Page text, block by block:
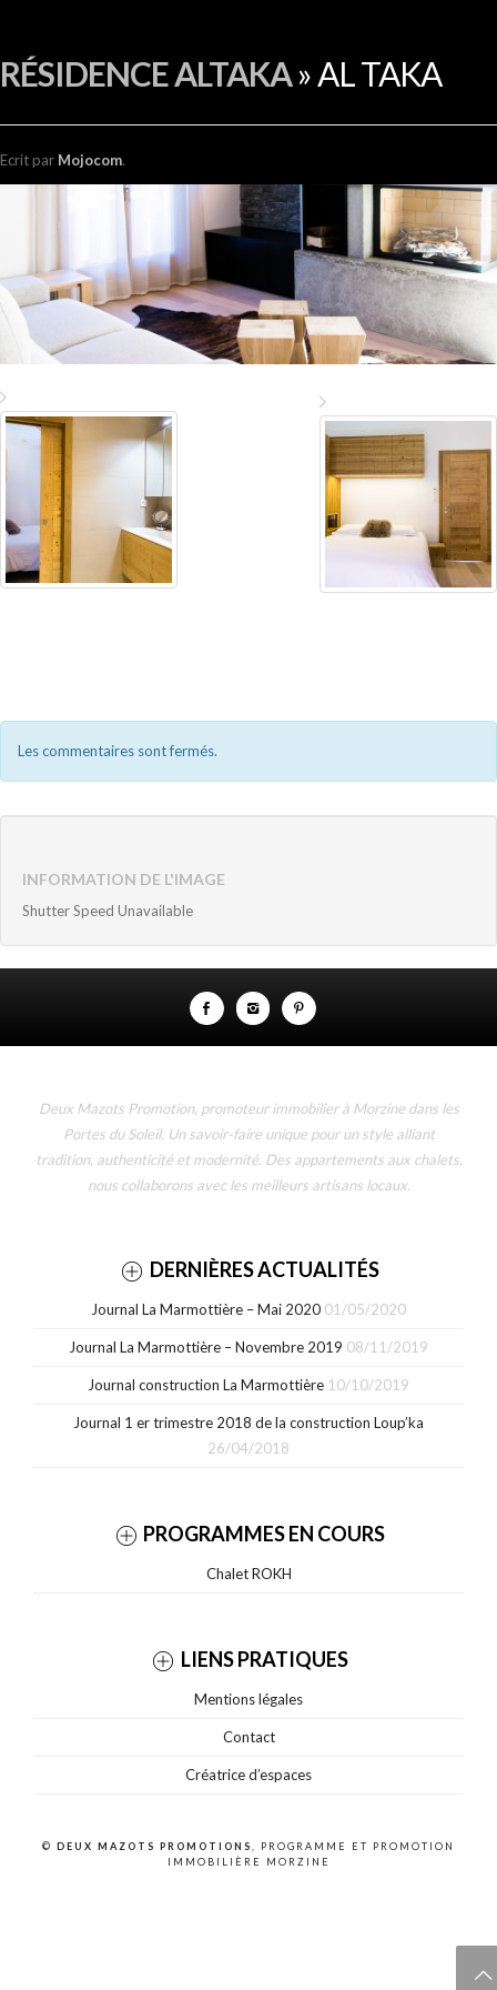
RÉSIDENCE ALTAKA» AL TAKA
Ecrit par Mojocom.
Les commentaires sont fermés.
INFORMATION DE L'IMAGE
Shutter Speed Unavailable
Deux Mazots Promotion, promoteur immobilier à Morzine dans les
Portes du Soleil. Un savoir-faire unique pour un style alliant
tradition, authenticité et modernité. Des appartements aux chalets,
nous collaborons avec les meilleurs artisans locaux.
DERNIÈRES ACTUALITÉS
Journal La Marmottière – Mai 2020 01/05/2020
Journal La Marmottière – Novembre 2019 08/11/2019
Journal construction La Marmottière 10/10/2019
Journal 1 er trimestre 2018 de la construction Loup’ka
26/04/2018
PROGRAMMES EN COURS
Chalet ROKH
LIENS PRATIQUES
Mentions légales
Contact
Créatrice d’espaces
© DEUX MAZOTS PROMOTIONS
, PROGRAMME ET PROMOTION
IMMOBILIÈRE MORZINE